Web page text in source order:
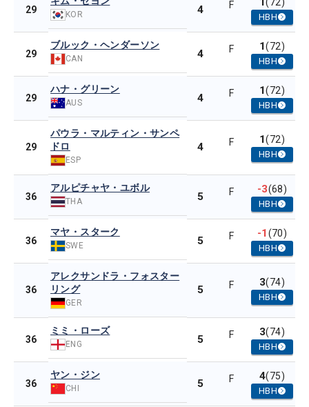
29 KOR 4 F (72)
HBH
29
ブルック・ヘンダーソン
CAN 4 F 1(72)
HBH
29
ハナ・グリーン
AUS 4 F 1(72)
HBH
29
パウラ・マルティン・サンペ
ドロ
ESP
4 F 1(72)
HBH
36
アルピチャヤ・ユボル
THA 5 F -3(68)
HBH
36
マヤ・スターク
SWE 5 F -1(70)
HBH
36
アレクサンドラ・フォスター
リング
GER
5 F 3(74)
HBH
36
ミミ・ローズ
ENG 5 F 3(74)
HBH
36
ヤン・ジン
CHI 5 F 4(75)
HBH